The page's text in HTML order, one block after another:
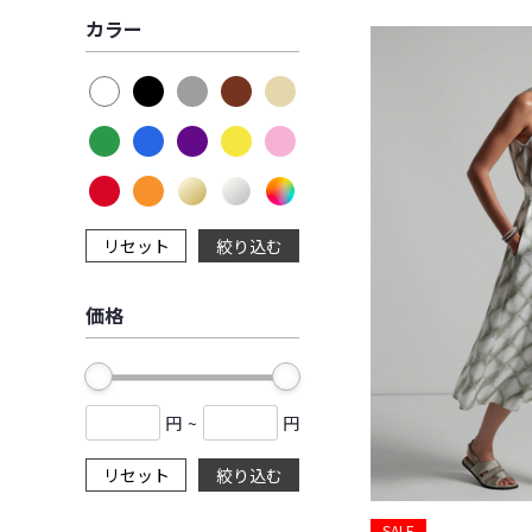
カラー
リセット 絞り込む
価格
円 ~ 円
リセット 絞り込む